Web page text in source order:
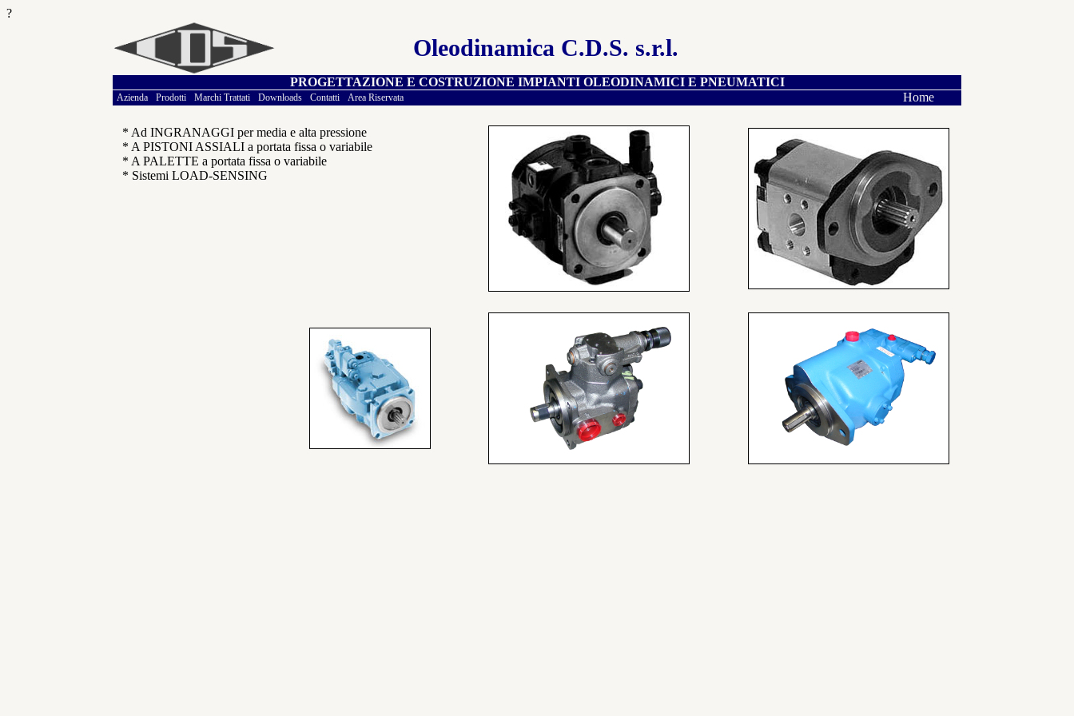
?
Oleodinamica C.D.S. s.r.l.
PROGETTAZIONE E COSTRUZIONE IMPIANTI OLEODINAMICI E PNEUMATICI
Azienda Prodotti Marchi Trattati Downloads Contatti Area Riservata Home
* Ad INGRANAGGI per media e alta pressione
* A PISTONI ASSIALI a portata fissa o variabile
* A PALETTE a portata fissa o variabile
* Sistemi LOAD-SENSING